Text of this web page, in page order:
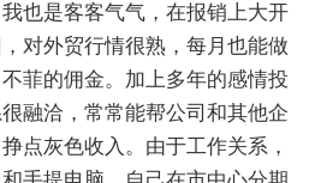
也是客客气气，在报销上大开
对外贸行情很熟，每月也能做
菲的佣金。加上多年的感情投
融洽，常常能帮公司和其他企
点灰色收入。由于工作关系，